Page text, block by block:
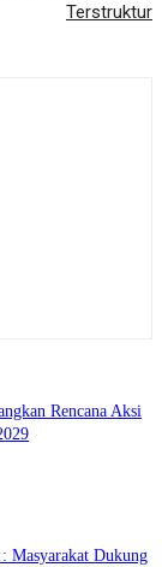
Terstruktur
Rencana Aksi
Masyarakat Dukung